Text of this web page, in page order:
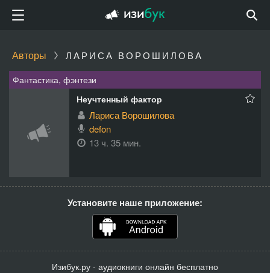
Авторы ЛАРИСА ВОРОШИЛОВА
Фантастика, фэнтези
Неучтенный фактор
Лариса Ворошилова
defon
13 ч. 35 мин.
Установите наше приложение:
Изибук.ру - аудиокниги онлайн бесплатно